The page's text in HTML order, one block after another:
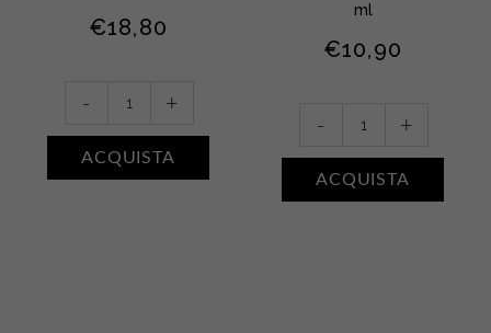
€18,80
- +
ACQUISTA
ml
€10,90
Revitalisant
- +
ACQUISTA